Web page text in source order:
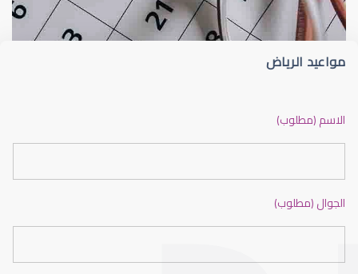
القرنية المخروطية
مواعيد الرياض
الاسم (مطلوب)
الجوال (مطلوب)